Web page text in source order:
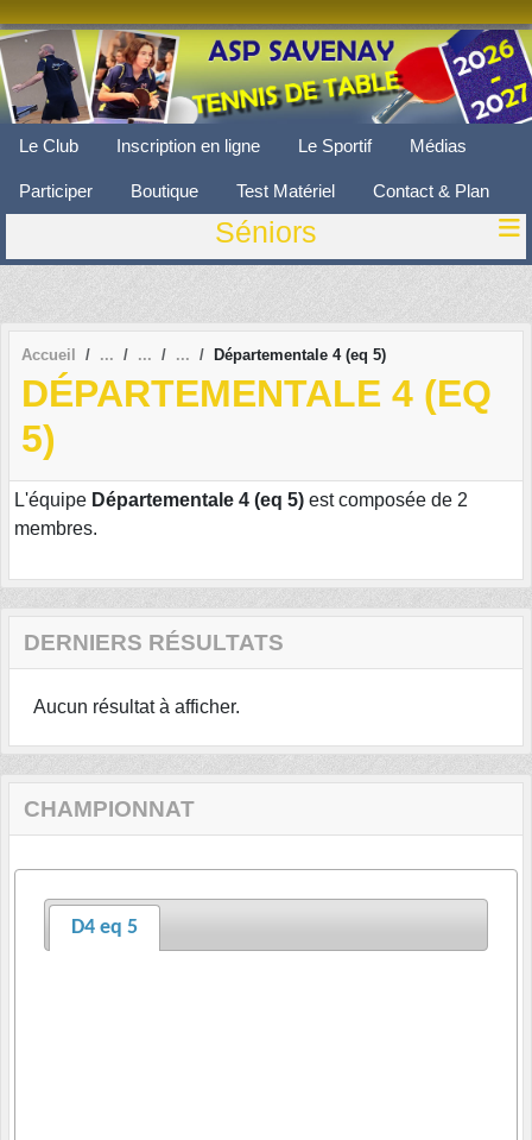
Le Club Inscription en ligne Le Sportif Médias
Participer Boutique Test Matériel Contact & Plan
Séniors
Accueil Départementale 4 (eq 5)
DÉPARTEMENTALE 4 (EQ
5)
L'équipe Départementale 4 (eq 5) est composée de 2
membres.
DERNIERS RÉSULTATS
Aucun résultat à afficher.
CHAMPIONNAT
D4 eq 5